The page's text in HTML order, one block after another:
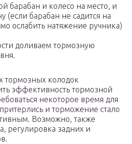
барабан и колесо на место, и
(если барабан не садится на
ослабить натяжение ручника)
доливаем тормозную
тормозных колодок
эффективность тормозной
некоторое время для
и торможение стало
Возможно, также
регулировка задних и